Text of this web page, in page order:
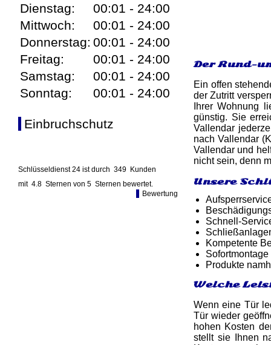
Dienstag:
00:01 - 24:00
Mittwoch:
00:01 - 24:00
Donnerstag: 00:01 - 24:00
Freitag:
00:01 - 24:00
Samstag:
00:01 - 24:00
Sonntag:
00:01 - 24:00
Einbruchschutz
Schlüsseldienst 24 ist durch 349 Kunden
mit 4.8 Sternen von 5 Sternen bewertet.
Bewertung
Der Rund-
Ein offen
der Zutritt
Ihrer Wohnung
günstig. Sie
Vallendar
nach Vallendar
Vallendar und
nicht sein, denn
Unsere
Schnell-
Kompetente
Produkte
Welche
Wenn eine Tür
Tür wieder
hohen Kosten
stellt sie Ihnen